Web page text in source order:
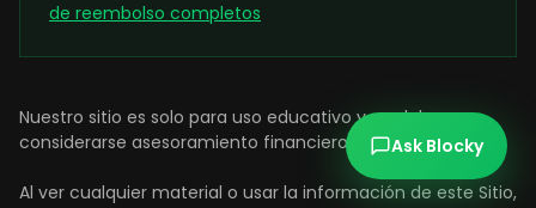
Ask Blocky
de reembolso completos
Nuestro sitio es solo para uso educativo y no debe
considerarse asesoramiento financiero.
Al ver cualquier material o usar la información de este Sitio,